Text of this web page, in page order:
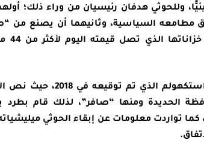
وللحوثي هدفان رئيسيان من وراء ذلك؛
مطامعه السياسية، وثانيهما أن يصنع من
لذلك سعى الحوثي للتحايل على بنود اتفاق استكهولم
الحديدة ومنها “صافر”، لذلك قام بطرد
المتحدة التي ذهبت لمعاينة السفينة في 2019، كما تواردت معلومات عن إبقاء الحوثي